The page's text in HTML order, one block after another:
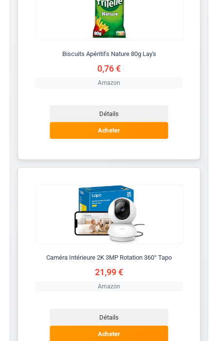
Biscuits Apéritifs Nature 80g Lay's
0,76 €
Amazon
Détails
Acheter
Caméra Intérieure 2K 3MP Rotation 360° Tapo
21,99 €
Amazon
Détails
Acheter